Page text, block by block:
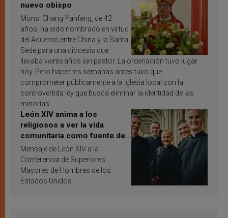
nuevo obispo
Mons. Chang Yanfeng, de 42
años, ha sido nombrado en virtud
del Acuerdo entre China y la Santa
Sede para una diócesis que
llevaba veinte años sin pastor. La ordenación tuvo lugar
hoy. Pero hace tres semanas antes tuvo que
comprometer públicamente a la Iglesia local con la
controvertida ley que busca eliminar la identidad de las
minorías.
León XIV anima a los
religiosos a ver la vida
comunitaria como fuente de
inspiración y santificación
Mensaje de León XIV a la
Conferencia de Superiores
Mayores de Hombres de los
Estados Unidos